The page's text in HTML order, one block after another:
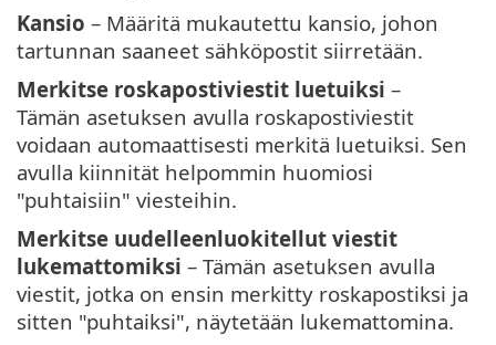
Kansio – Määritä mukautettu kansio, johon
tartunnan saaneet sähköpostit siirretään.
Merkitse roskapostiviestit luetuiksi –
Tämän asetuksen avulla roskapostiviestit
voidaan automaattisesti merkitä luetuiksi. Sen
avulla kiinnität helpommin huomiosi
"puhtaisiin" viesteihin.
Merkitse uudelleenluokitellut viestit
lukemattomiksi – Tämän asetuksen avulla
viestit, jotka on ensin merkitty roskapostiksi ja
sitten "puhtaiksi", näytetään lukemattomina.